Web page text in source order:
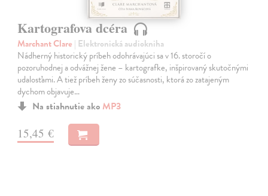
Kartografova dcéra
Marchant Clare | Elektronická audiokniha
Nádherný historický príbeh odohrávajúci sa v 16. storočí o
pozoruhodnej a odvážnej žene – kartografke, inšpirovaný skutočnými
udalosťami. A tiež príbeh ženy zo súčasnosti, ktorá zo zatajeným
dychom objavuje…
Na stiahnutie ako MP3
15,45 €